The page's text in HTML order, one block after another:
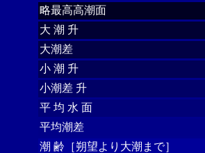
略最高高潮面
大 潮 升
大潮差
小 潮 升
小潮差 升
平 均 水 面
平均潮差
潮 齢［朔望より大潮まで］